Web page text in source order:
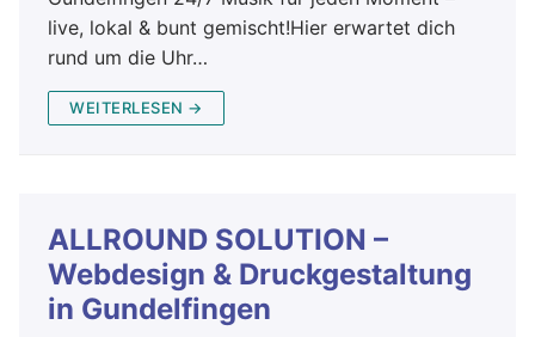
live, lokal & bunt gemischt!Hier erwartet dich
rund um die Uhr…
WEITERLESEN →
ALLROUND SOLUTION –
Webdesign & Druckgestaltung
in Gundelfingen